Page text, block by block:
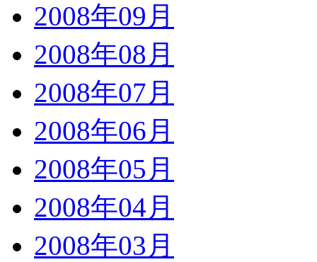
2008年09月
2008年08月
2008年07月
2008年06月
2008年05月
2008年04月
2008年03月